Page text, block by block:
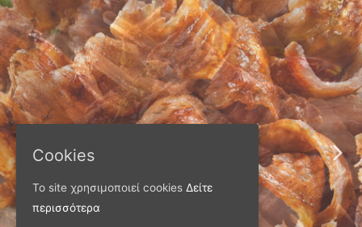
ΠΑΝΩ ΑΠΟ 40 ΧΡΟΝΙΑ
Παράγουμε προϊόντα
Cookies
Το site χρησιμοποιεί cookies Δείτε
περισσότερα